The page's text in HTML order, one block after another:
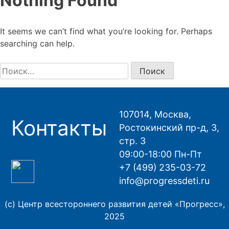
It seems we can’t find what you’re looking for. Perhaps
searching can help.
Найти:
Контакты
107014, Москва,
Ростокинский пр-д, 3,
стр. 3
09:00-18:00 Пн-Пт
+7 (499) 235-03-72
info@progressdeti.ru
(с) Центр всестороннего развития детей «Прогресс»,
2025